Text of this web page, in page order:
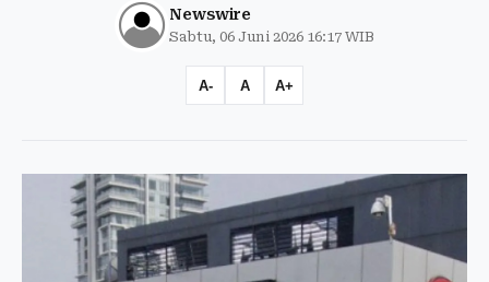
Newswire
Sabtu, 06 Juni 2026 16:17 WIB
A- A A+